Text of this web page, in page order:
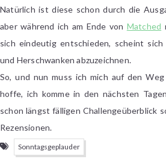
Natürlich ist diese schon durch die
aber während ich am Ende von Matched
sich eindeutig entschieden, scheint
und Herschwanken abzuzeichnen.
So, und nun muss ich mich auf den
hoffe, ich komme in den nächsten
schon längst fälligen Challengeüberblick
Rezensionen.
Sonntagsgeplauder